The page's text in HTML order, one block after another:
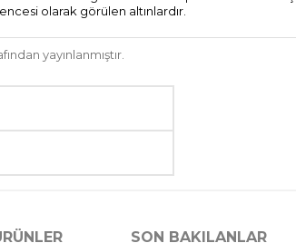
olarak görülen altınlardır.
yayınlanmıştır.
SON BAKILANLAR